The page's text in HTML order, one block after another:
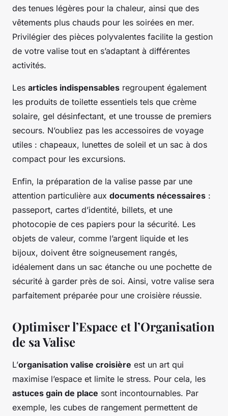
des tenues légères pour la chaleur, ainsi que des
vêtements plus chauds pour les soirées en mer.
Privilégier des pièces polyvalentes facilite la gestion
de votre valise tout en s’adaptant à différentes
activités.
Les articles indispensables regroupent également
les produits de toilette essentiels tels que crème
solaire, gel désinfectant, et une trousse de premiers
secours. N’oubliez pas les accessoires de voyage
utiles : chapeaux, lunettes de soleil et un sac à dos
compact pour les excursions.
Enfin, la préparation de la valise passe par une
attention particulière aux documents nécessaires :
passeport, cartes d’identité, billets, et une
photocopie de ces papiers pour la sécurité. Les
objets de valeur, comme l’argent liquide et les
bijoux, doivent être soigneusement rangés,
idéalement dans un sac étanche ou une pochette de
sécurité à garder près de soi. Ainsi, votre valise sera
parfaitement préparée pour une croisière réussie.
Optimiser l’Espace et l’Organisation
de sa Valise
L’organisation valise croisière est un art qui
maximise l’espace et limite le stress. Pour cela, les
astuces gain de place sont incontournables. Par
exemple, les cubes de rangement permettent de